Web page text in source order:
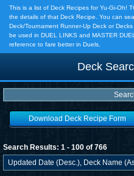
This is a list of Deck Recipes for Yu-Gi-Oh!
the details of that Deck Recipe. You can
Deck/Tournament Runner-Up Deck or
be used in DUEL LINKS and MASTER
reference to fare better in Duels.
Deck
Download Deck Recipe Form
Search Results: 1 - 100 of 766